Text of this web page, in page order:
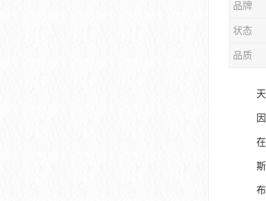
品牌
状态
品质